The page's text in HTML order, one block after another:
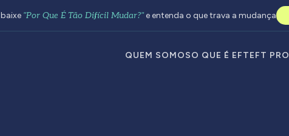
QUEM SOMOSO QUE É EFTEFT PRO
baixe "Por Que É Tão Difícil Mudar?"e entenda o que trava a mudança